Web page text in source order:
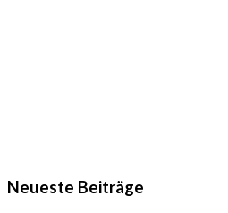
Neueste Beiträge